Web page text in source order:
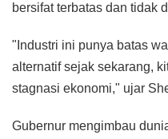
bersifat terbatas dan tidak
"Industri ini punya batas
alternatif sejak sekarang,
stagnasi ekonomi," ujar
​Gubernur mengimbau